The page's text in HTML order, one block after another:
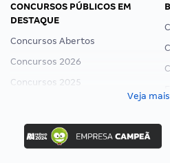
CONCURSOS PÚBLICOS EM
DESTAQUE
Concursos Abertos
Concursos 2026
Concursos 2025
Concurso Ibama
Concurso MPU
Veja mais